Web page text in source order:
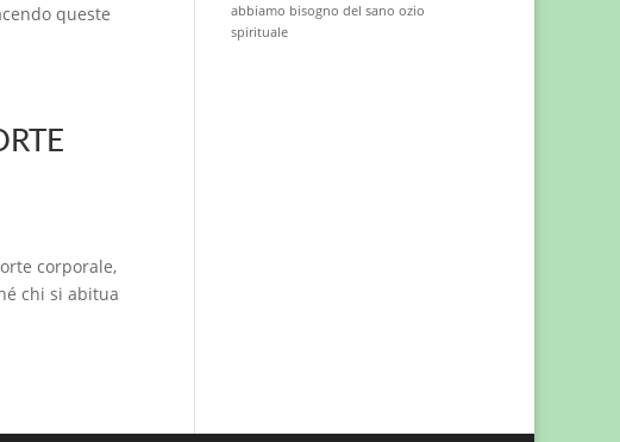
queste
corporale,
chi si abitua
abbiamo bisogno del sano ozio
spirituale